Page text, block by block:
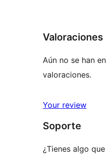
Valoraciones
Aún no se han
valoraciones.
Your review
Soporte
¿Tienes algo